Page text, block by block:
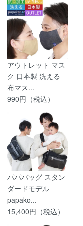
アウトレット マス
ク 日本製 洗える
布マス...
990円（税込）
パパバッグ スタン
ダードモデル
papako...
15,400円（税込）